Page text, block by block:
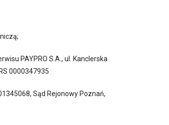
PAYPRO S.A., ul. Kanclerska
0000347935
Sąd Rejonowy Poznań,